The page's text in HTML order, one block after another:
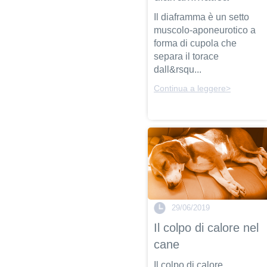
Il diaframma è un setto
muscolo-aponeurotico a
forma di cupola che
separa il torace
dall&rsqu...
Continua a leggere>
29/06/2019
Il colpo di calore nel
cane
Il colpo di calore